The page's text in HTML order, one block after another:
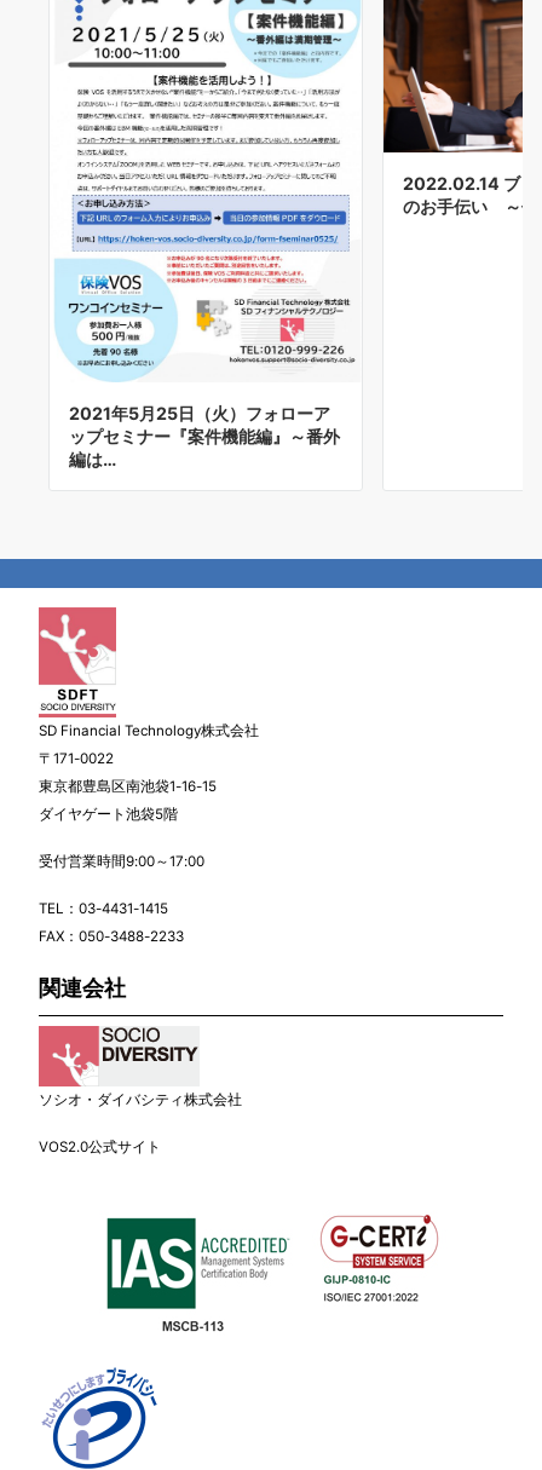
2021年5月25日（火）フォローア
ップセミナー『案件機能編』～番外
編は…
2022.02.14 ブ
のお手伝い ～保
SD Financial Technology株式会社
〒171-0022
東京都豊島区南池袋1-16-15
ダイヤゲート池袋5階
受付営業時間9:00～17:00
TEL： 03-4431-1415
FAX：050-3488-2233
関連会社
ソシオ・ダイバシティ株式会社
VOS2.0公式サイト